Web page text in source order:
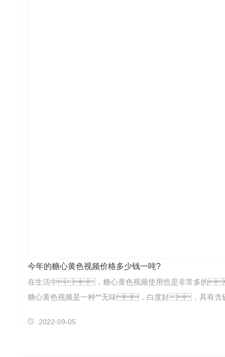
今年的糖心黄色视频价格多少钱一吨?
在生活中，糖心黄色视频使用也是非常多的
糖心黄色视频是一种**无味，白度好，具
2022-09-05